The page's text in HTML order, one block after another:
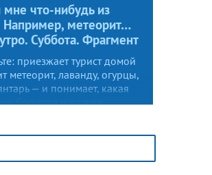
мне что-нибудь из
Например, метеорит…
Суббота. Фрагмент
приезжает турист домой
метеорит, лаванду, огурцы,
— и понимает, какая
большая и разная.